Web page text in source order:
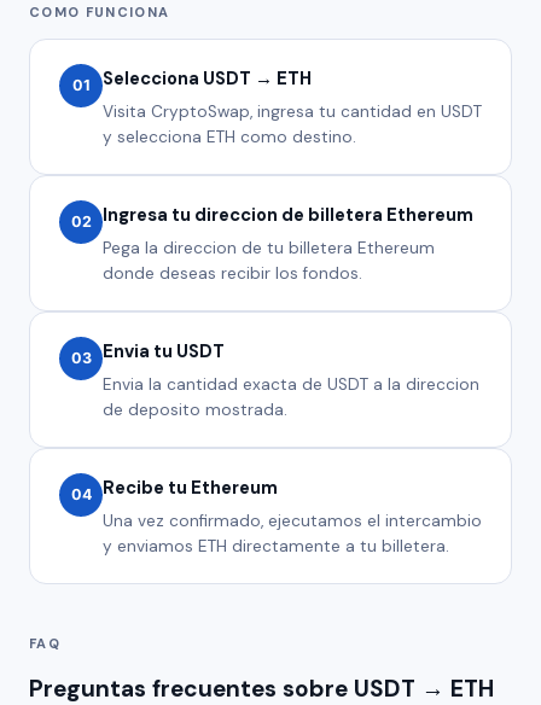
COMO FUNCIONA
01 Selecciona USDT → ETH
Visita CryptoSwap, ingresa tu cantidad en USDT
y selecciona ETH como destino.
02 Ingresa tu direccion de billetera Ethereum
Pega la direccion de tu billetera Ethereum
donde deseas recibir los fondos.
03 Envia tu USDT
Envia la cantidad exacta de USDT a la direccion
de deposito mostrada.
04 Recibe tu Ethereum
Una vez confirmado, ejecutamos el intercambio
y enviamos ETH directamente a tu billetera.
FAQ
Preguntas frecuentes sobre USDT → ETH